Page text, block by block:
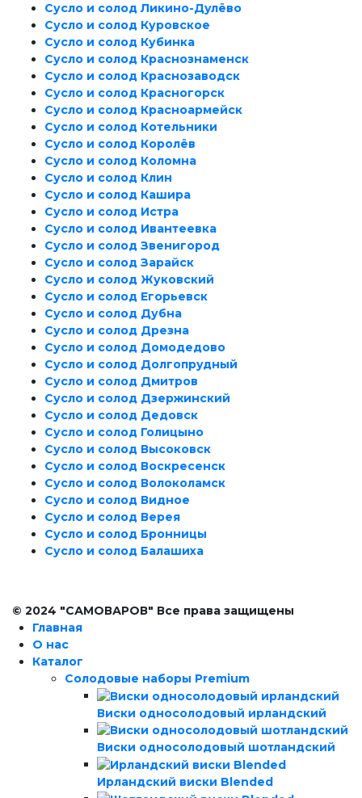
Сусло и солод Ликино-Дулёво
Сусло и солод Куровское
Сусло и солод Кубинка
Сусло и солод Краснознаменск
Сусло и солод Краснозаводск
Сусло и солод Красногорск
Сусло и солод Красноармейск
Сусло и солод Котельники
Сусло и солод Королёв
Сусло и солод Коломна
Сусло и солод Клин
Сусло и солод Кашира
Сусло и солод Истра
Сусло и солод Ивантеевка
Сусло и солод Звенигород
Сусло и солод Зарайск
Сусло и солод Жуковский
Сусло и солод Егорьевск
Сусло и солод Дубна
Сусло и солод Дрезна
Сусло и солод Домодедово
Сусло и солод Долгопрудный
Сусло и солод Дмитров
Сусло и солод Дзержинский
Сусло и солод Дедовск
Сусло и солод Голицыно
Сусло и солод Высоковск
Сусло и солод Воскресенск
Сусло и солод Волоколамск
Сусло и солод Видное
Сусло и солод Верея
Сусло и солод Бронницы
Сусло и солод Балашиха
© 2024 "САМОВАРОВ" Все права защищены
Главная
О нас
Каталог
Солодовые наборы Premium
Виски односолодовый ирландский
Виски односолодовый шотландский
Ирландский виски Blended